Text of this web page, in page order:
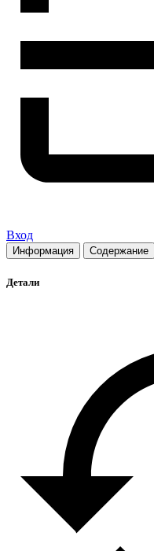
Вход
Информация Содержание
Детали